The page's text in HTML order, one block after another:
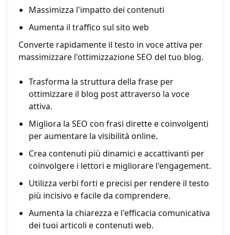
Massimizza l'impatto dei contenuti
Aumenta il traffico sul sito web
Converte rapidamente il testo in voce attiva per
massimizzare l'ottimizzazione SEO del tuo blog.
Trasforma la struttura della frase per
ottimizzare il blog post attraverso la voce
attiva.
Migliora la SEO con frasi dirette e coinvolgenti
per aumentare la visibilità online.
Crea contenuti più dinamici e accattivanti per
coinvolgere i lettori e migliorare l'engagement.
Utilizza verbi forti e precisi per rendere il testo
più incisivo e facile da comprendere.
Aumenta la chiarezza e l'efficacia comunicativa
dei tuoi articoli e contenuti web.